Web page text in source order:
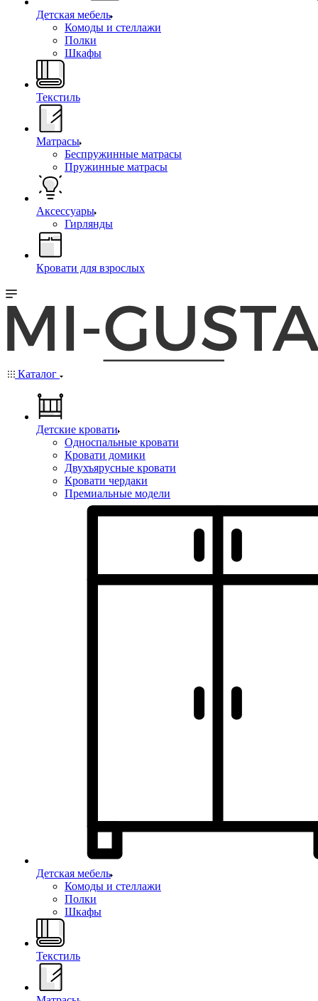
Детская мебель
Комоды и стеллажи
Полки
Шкафы
Текстиль
Матрасы
Беспружинные матрасы
Пружинные матрасы
Аксессуары
Гирлянды
Кровати для взрослых
Каталог
Детские кровати
Односпальные кровати
Кровати домики
Двухъярусные кровати
Кровати чердаки
Премиальные модели
Детская мебель
Комоды и стеллажи
Полки
Шкафы
Текстиль